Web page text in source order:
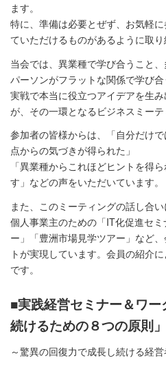
ます。
特に、準備は必要とぜず、お気軽
ていただけるものがあるように取り
当会では、異業種で学び合うこと
パーソンがフラットな関係で学び合
実戦で本当に役立つアイデアを生
が、その一環となるビジネスミーテ
参加者の皆様からは、「自分だけ
点からの気づきが得られた」
「異業種からこれほどヒントを得
す」などの声をいただいています。
また、このミーティングの話し合
個人事業主のための「IT化促進セ
ー」「豊洲市場見学ツアー」など
トが実現しています。会員の紹介
です。
■実践経営セミナー＆ワ
続けるための８つの原則」
～驚異の回復力で成長し続ける経